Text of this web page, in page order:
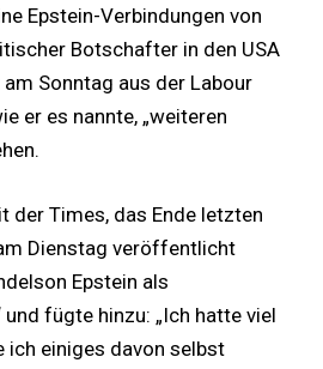
Epstein-Verbindungen von
Botschafter in den USA
Sonntag aus der Labour
er es nannte, „weiteren
der Times, das Ende letzten
Dienstag veröffentlicht
Epstein als
fügte hinzu: „Ich hatte viel
ich einiges davon selbst